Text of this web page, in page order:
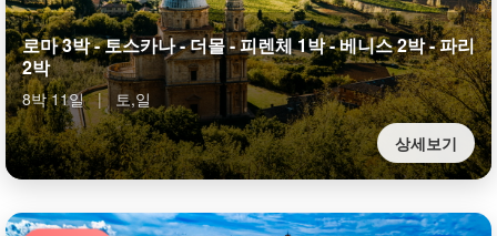
로마 3박 - 토스카나 - 더몰 - 피렌체 1박 - 베니스 2박 - 파리
2박
8박 11일 |
토,일
상세보기